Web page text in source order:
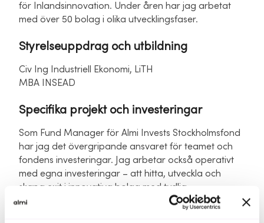
för Inlandsinnovation. Under åren har jag arbetat
med över 50 bolag i olika utvecklingsfaser.
Styrelseuppdrag och utbildning
Civ Ing Industriell Ekonomi, LiTH
MBA INSEAD
Specifika projekt och investeringar
Som Fund Manager för Almi Invests Stockholmsfond
har jag det övergripande ansvaret för teamet och
fondens investeringar. Jag arbetar också operativt
med egna investeringar – att hitta, utveckla och
skapa exit i innovativa bolag med tydlig
tillväxtpotential.